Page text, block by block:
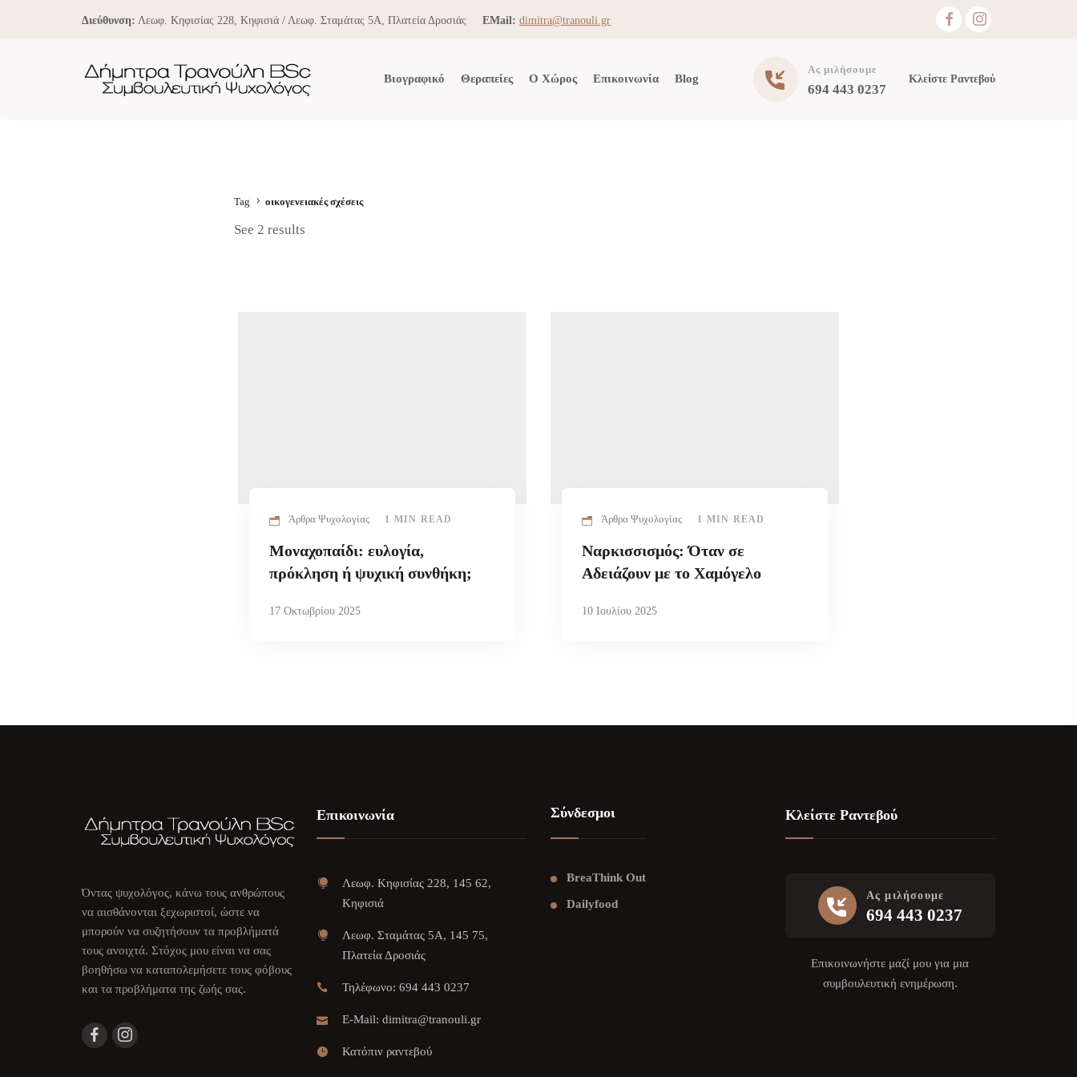
Διεύθυνση: Λεωφ. Κηφισίας 228, Κηφισιά / Λεωφ. Σταμάτας 5Α, Πλατεία Δροσιάς EMail: dimitra@tranouli.gr
Ας μιλήσουμε
694 443 0237
Κλείστε Ραντεβού
Βιογραφικό Θεραπείες Ο Χώρος Επικοινωνία Blog
Tag οικογενειακές σχέσεις
See 2 results
Άρθρα Ψυχολογίας 1 MIN READ
Μοναχοπαίδι: ευλογία,
πρόκληση ή ψυχική συνθήκη;
17 Οκτωβρίου 2025
Άρθρα Ψυχολογίας 1 MIN READ
Ναρκισσισμός: Όταν σε
Αδειάζουν με το Χαμόγελο
10 Ιουλίου 2025
Όντας ψυχολόγος, κάνω τους ανθρώπους
να αισθάνονται ξεχωριστοί, ώστε να
μπορούν να συζητήσουν τα προβλήματά
τους ανοιχτά. Στόχος μου είναι να σας
βοηθήσω να καταπολεμήσετε τους φόβους
και τα προβλήματα της ζωής σας.
Επικοινωνία
Λεωφ. Κηφισίας 228, 145 62,
Κηφισιά
Λεωφ. Σταμάτας 5Α, 145 75,
Πλατεία Δροσιάς
Τηλέφωνο: 694 443 0237
E-Mail: dimitra@tranouli.gr
Κατόπιν ραντεβού
Σύνδεσμοι
BreaThink Out
Dailyfood
Κλείστε Ραντεβού
Ας μιλήσουμε
694 443 0237
Επικοινωνήστε μαζί μου για μια
συμβουλευτική ενημέρωση.